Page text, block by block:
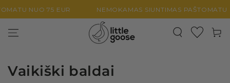
PEREITI PRIE
TURINIO
NUO 75 EUR NEMOKAMAS SIUNTIMAS PAŠTOMATU NUO
Vaikiški baldai